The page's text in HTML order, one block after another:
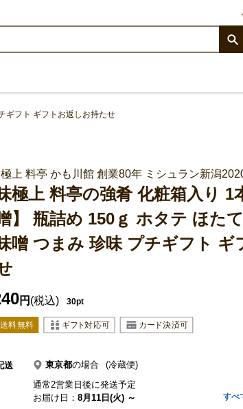
ギフト ギフトお返しお持たせ
上 料亭 かも川館 創業80年 ミシュラン新潟
極上 料亭の強肴 化粧箱入り 1
】 瓶詰め 150ｇ ホタテ ほた
噌 つまみ 珍味 プチギフト ギ
円 (税込) 30pt
送 東京都の場合
(冷蔵便)
通常2営業日後に発送予定
お届け日： 8月11日(火) ～ すべ